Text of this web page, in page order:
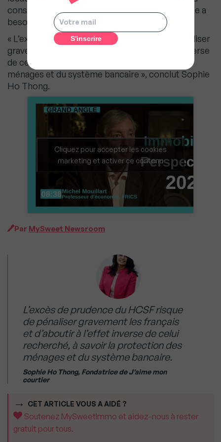
construction de logements neufs dont la France a
besoin », poursuit Sophie Ho Thong.
« L’excès de prudence du HCSF risque de pénaliser
gravement les français et d’aboutir à l’effet inverse
de celui recherché, à savoir la protection des
ménages et du système bancaire », conclut Sophie
Ho Thong.
Cliquez pour accepter les cookies
marketing et activer ce contenu
Par MySweet Newsroom
L’excès de prudence du HCSF risque
de pénaliser gravement les français
et d’aboutir à l’effet inverse de celui
recherché, à savoir la protection des
ménages et du système bancaire.
Sophie Ho Thong, Fondatrice de J’aime mon
courtier
CET ARTICLE VOUS A AIDÉ ?
Soutenez MySweetImmo et aidez-nous à rester
gratuit pour tous.